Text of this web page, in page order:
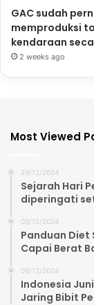
GAC sudah
memproduksi
kendaraan
2 weeks ago
Most Viewed
29/12/2024
Sejarah Hari
diperingati
03/12/2024
Panduan Diet
Capai Berat
08/12/2024
Indonesia
Jaring Bibit